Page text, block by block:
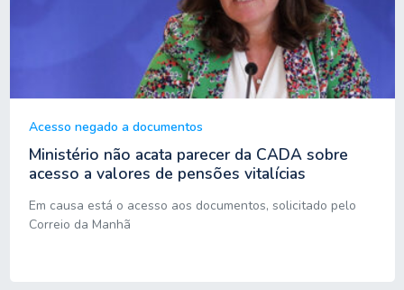
Acesso negado a documentos
Ministério não acata parecer da CADA sobre
acesso a valores de pensões vitalícias
Em causa está o acesso aos documentos, solicitado pelo
Correio da Manhã